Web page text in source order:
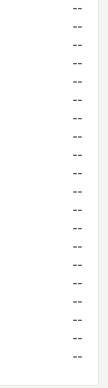
--
--
--
--
--
--
--
--
--
--
--
--
--
--
--
--
--
--
--
--